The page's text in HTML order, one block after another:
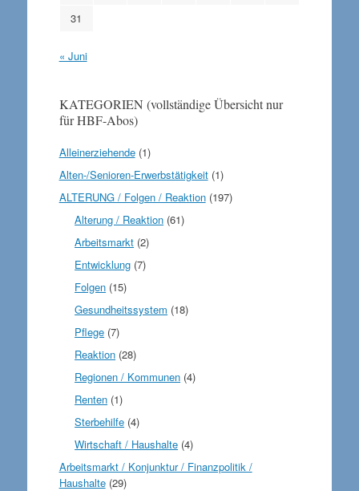
31
« Juni
KATEGORIEN (vollständige Übersicht nur
für HBF-Abos)
Alleinerziehende(1)
Alten-/Senioren-Erwerbstätigkeit(1)
ALTERUNG / Folgen / Reaktion(197)
Alterung / Reaktion (61)
Arbeitsmarkt (2)
Entwicklung (7)
Folgen (15)
Gesundheitssystem (18)
Pflege (7)
Reaktion (28)
Regionen / Kommunen (4)
Renten (1)
Sterbehilfe (4)
Wirtschaft / Haushalte (4)
Arbeitsmarkt / Konjunktur / Finanzpolitik /
Haushalte(29)